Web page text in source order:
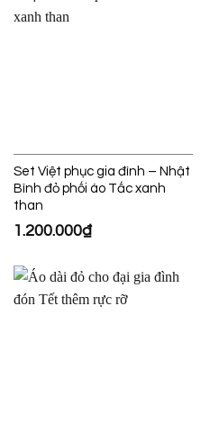
Set Việt phục gia đình – Nhật
Bình đỏ phối áo Tấc xanh
than
1.200.000₫